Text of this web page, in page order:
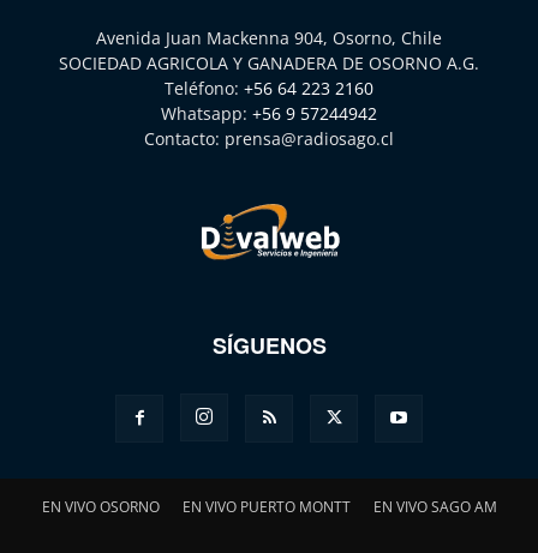
Avenida Juan Mackenna 904, Osorno, Chile
SOCIEDAD AGRICOLA Y GANADERA DE OSORNO A.G.
Teléfono: +56 64 223 2160
Whatsapp: +56 9 57244942
Contacto: prensa@radiosago.cl
SÍGUENOS
EN VIVO OSORNO EN VIVO PUERTO MONTT EN VIVO SAGO AM